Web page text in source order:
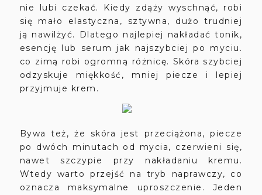
nie lubi czekać. Kiedy zdąży wyschnąć, robi
się mało elastyczna, sztywna, dużo trudniej
ją nawilżyć. Dlatego najlepiej nakładać tonik,
esencję lub serum jak najszybciej po myciu.
co zimą robi ogromną różnicę. Skóra szybciej
odzyskuje miękkość, mniej piecze i lepiej
przyjmuje krem.
Bywa też, że skóra jest przeciążona, piecze
po dwóch minutach od mycia, czerwieni się,
nawet szczypie przy nakładaniu kremu.
Wtedy warto przejść na tryb naprawczy, co
oznacza maksymalne uproszczenie. Jeden